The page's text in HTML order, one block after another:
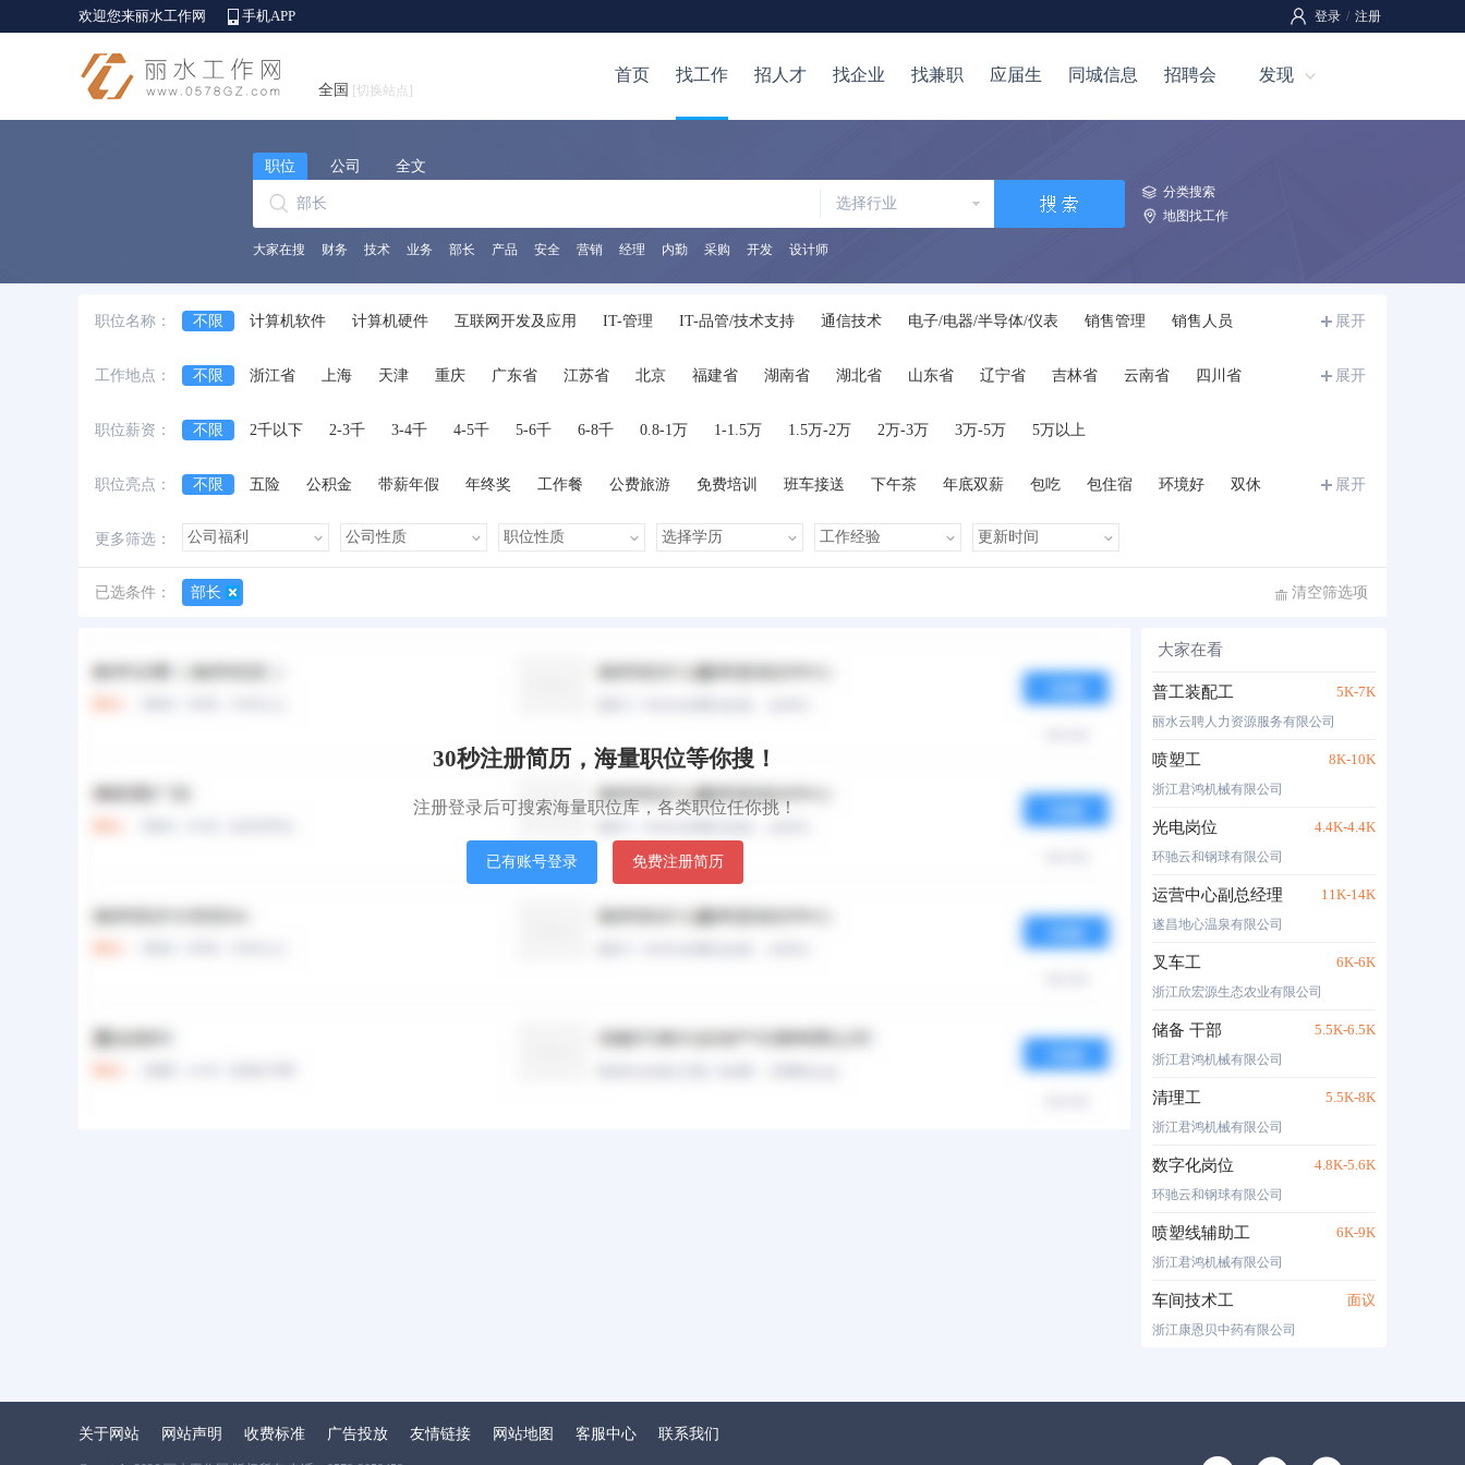
欢迎您来丽水工作网 手机APP 登录 / 注册
全国 [切换站点]
首页 找工作 招人才 找企业 找兼职 应届生 同城信息 招聘会 发现
职位 公司 全文
选择行业
分类搜索
地图找工作
大家在搜 财务 技术 业务 部长 产品 安全 营销 经理 内勤 采购 开发 设计师
职位名称： 不限 计算机软件 计算机硬件 互联网开发及应用 IT-管理 IT-品管/技术支持 通信技术 电子/电器/半导体/仪表 销售管理
销售人员
服装/纺织/皮革
采购 贸易 物流/仓储 生物/制药/医疗器械 化工 医院/医疗/护理 广告 公关/媒介 市场/营销 影视/媒体
写作/出版/印刷
艺术/设计
建筑工程 房地产 物业管理 人力资源 高级管理 行政/后勤 咨询/顾问 律师/法务 教师 培训
展开
工作地点： 不限 浙江省 上海 天津 重庆 广东省 江苏省 北京 福建省 湖南省 湖北省 山东省 辽宁省 吉林省 云南省
四川省
台湾省
香港
展开
职位薪资： 不限 2千以下 2-3千 3-4千 4-5千 5-6千 6-8千 0.8-1万 1-1.5万 1.5万-2万 2万-3万 3万-5万 5万以上
职位亮点： 不限 五险 公积金 带薪年假 年终奖 工作餐 公费旅游 免费培训 班车接送 下午茶 年底双薪 包吃 包住宿 环境好
双休
展开
更多筛选：
已选条件： 部长 清空筛选项
30秒注册简历，海量职位等你搜！
注册登录后可搜索海量职位库，各类职位任你挑！
已有账号登录 免费注册简历
大家在看
普工装配工 5K-7K
丽水云聘人力资源服务有限公司
喷塑工 8K-10K
浙江君鸿机械有限公司
光电岗位 4.4K-4.4K
环驰云和钢球有限公司
运营中心副总经理 11K-14K
遂昌地心温泉有限公司
叉车工 6K-6K
浙江欣宏源生态农业有限公司
储备 干部 5.5K-6.5K
浙江君鸿机械有限公司
清理工 5.5K-8K
浙江君鸿机械有限公司
数字化岗位 4.8K-5.6K
环驰云和钢球有限公司
喷塑线辅助工 6K-9K
浙江君鸿机械有限公司
车间技术工 面议
浙江康恩贝中药有限公司
关于网站 网站声明 收费标准 广告投放 友情链接 网站地图 客服中心 联系我们